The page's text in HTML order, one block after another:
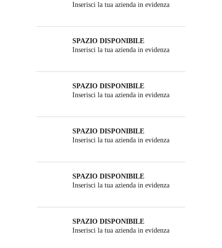
Inserisci la tua azienda in evidenza
SPAZIO DISPONIBILE
Inserisci la tua azienda in evidenza
SPAZIO DISPONIBILE
Inserisci la tua azienda in evidenza
SPAZIO DISPONIBILE
Inserisci la tua azienda in evidenza
SPAZIO DISPONIBILE
Inserisci la tua azienda in evidenza
SPAZIO DISPONIBILE
Inserisci la tua azienda in evidenza